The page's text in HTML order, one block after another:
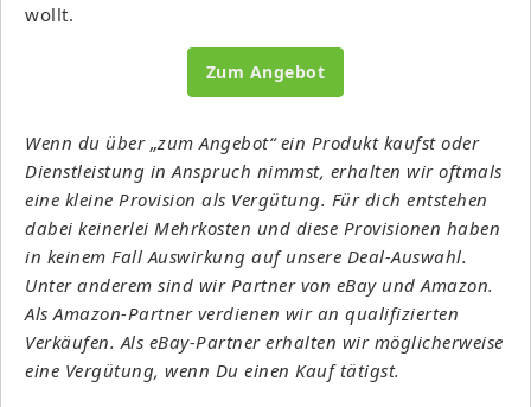
wollt.
Zum Angebot
Wenn du über „zum Angebot“ ein Produkt kaufst oder
Dienstleistung in Anspruch nimmst, erhalten wir oftmals
eine kleine Provision als Vergütung. Für dich entstehen
dabei keinerlei Mehrkosten und diese Provisionen haben
in keinem Fall Auswirkung auf unsere Deal-Auswahl.
Unter anderem sind wir Partner von eBay und Amazon.
Als Amazon-Partner verdienen wir an qualifizierten
Verkäufen. Als eBay-Partner erhalten wir möglicherweise
eine Vergütung, wenn Du einen Kauf tätigst.